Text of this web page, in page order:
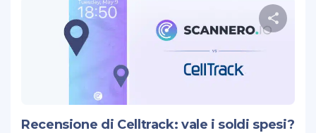
Recensione di Celltrack: vale i soldi spesi?